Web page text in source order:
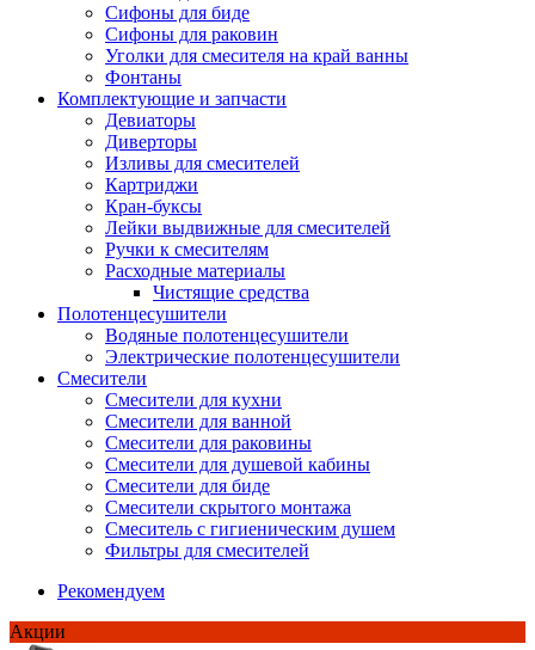
Сифоны для биде
Сифоны для раковин
Уголки для смесителя на край ванны
Фонтаны
Комплектующие и запчасти
Девиаторы
Диверторы
Изливы для смесителей
Картриджи
Кран-буксы
Лейки выдвижные для смесителей
Ручки к смесителям
Расходные материалы
Чистящие средства
Полотенцесушители
Водяные полотенцесушители
Электрические полотенцесушители
Смесители
Смесители для кухни
Смесители для ванной
Смесители для раковины
Смесители для душевой кабины
Смесители для биде
Смесители скрытого монтажа
Смеситель с гигиеническим душем
Фильтры для смесителей
Рекомендуем
Акции